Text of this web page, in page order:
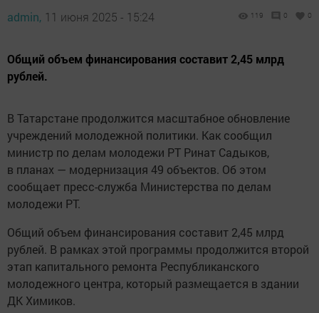
admin, 11 июня 2025 - 15:24 119 0 0
Общий объем финансирования составит 2,45 млрд
рублей.
В Татарстане продолжится масштабное обновление
учреждений молодежной политики. Как сообщил
министр по делам молодежи РТ Ринат Садыков,
в планах — модернизация 49 объектов. Об этом
сообщает пресс-служба Министерства по делам
молодежи РТ.
Общий объем финансирования составит 2,45 млрд
рублей. В рамках этой программы продолжится второй
этап капитального ремонта Республиканского
молодежного центра, который размещается в здании
ДК Химиков.